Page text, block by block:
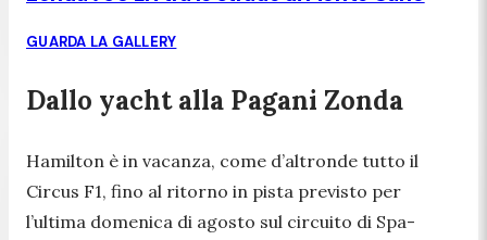
GUARDA LA GALLERY
Dallo yacht alla Pagani Zonda
Hamilton è in vacanza, come d’altronde tutto il
Circus F1, fino al ritorno in pista previsto per
l’ultima domenica di agosto sul circuito di Spa-